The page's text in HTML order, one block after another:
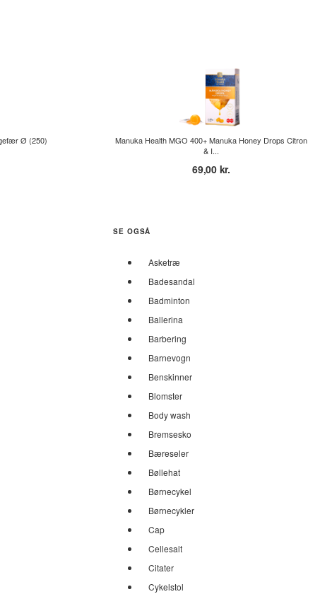
Ø (250)
Manuka Health MGO 400+ Manuka Honey Drops Citron
& I...
69,00 kr.
SE OGSÅ
Asketræ
Badesandal
Badminton
Ballerina
Barbering
Barnevogn
Benskinner
Blomster
Body wash
Bremsesko
Bæreseler
Bøllehat
Børnecykel
Børnecykler
Cap
Cellesalt
Citater
Cykelstol